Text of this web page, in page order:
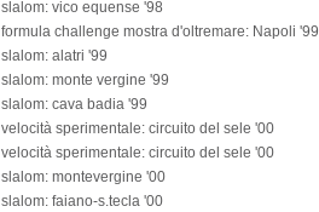
slalom: vico equense '98
formula challenge mostra d'oltremare: Napoli '99
slalom: alatri '99
slalom: monte vergine '99
slalom: cava badia '99
velocità sperimentale: circuito del sele '00
velocità sperimentale: circuito del sele '00
slalom: montevergine '00
slalom: faiano-s.tecla '00